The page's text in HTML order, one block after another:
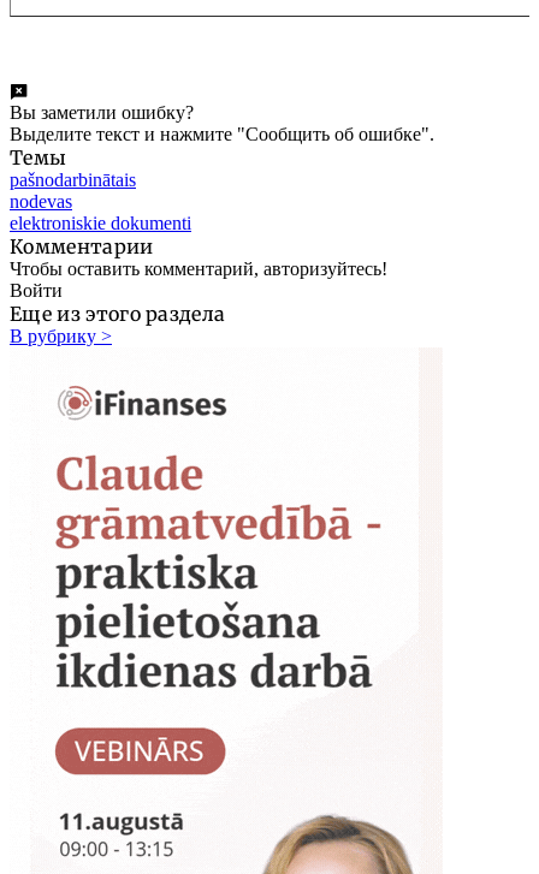
Вы заметили ошибку?
Выделите текст и нажмите "Сообщить об ошибке".
Темы
pašnodarbinātais
nodevas
elektroniskie dokumenti
Комментарии
Чтобы оставить комментарий, авторизуйтесь!
Войти
Еще из этого раздела
В рубрику >